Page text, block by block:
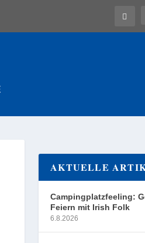
AKTUELLE
Campingplatzfeeling:
Feiern mit Irish Folk
6.8.2026